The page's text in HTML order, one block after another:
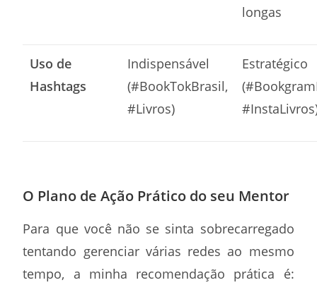
longas
Uso de
Hashtags
Indispensável
(#BookTokBrasil,
#Livros)
Estratégico
O Plano de Ação Prático do seu Mentor
Para que você não se sinta sobrecarregado
tentando gerenciar várias redes ao mesmo
tempo, a minha recomendação prática é: